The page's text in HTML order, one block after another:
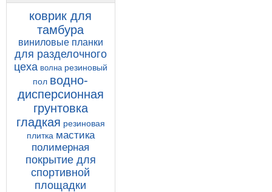
Напольные покрытия SOLD GRAIN
7-500-500
Купить Подробнее
коврик для
тамбура
виниловые планки
для разделочного
цеха волна резиновый
пол водно-
дисперсионная
грунтовка
гладкая резиновая
плитка мастика
полимерная
покрытие для
спортивной
площадки